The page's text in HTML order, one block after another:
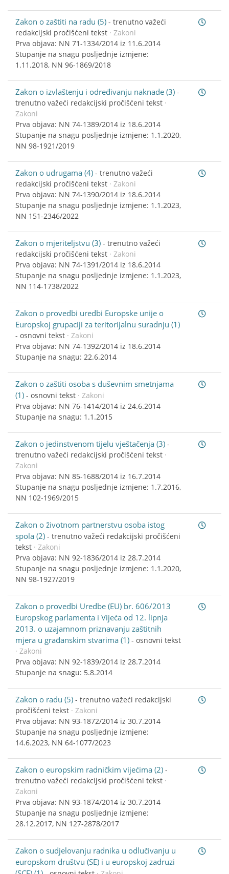
Zakon o zaštiti na radu (5) - trenutno važeći
redakcijski pročišćeni tekst · Zakoni
Prva objava: NN 71-1334/2014 iz 11.6.2014
Stupanje na snagu posljednje izmjene:
1.11.2018, NN 96-1869/2018
Zakon o izvlaštenju i određivanju naknade (3) -
trenutno važeći redakcijski pročišćeni tekst ·
Zakoni
Prva objava: NN 74-1389/2014 iz 18.6.2014
Stupanje na snagu posljednje izmjene: 1.1.2020,
NN 98-1921/2019
Zakon o udrugama (4) - trenutno važeći
redakcijski pročišćeni tekst · Zakoni
Prva objava: NN 74-1390/2014 iz 18.6.2014
Stupanje na snagu posljednje izmjene: 1.1.2023,
NN 151-2346/2022
Zakon o mjeriteljstvu (3) - trenutno važeći
redakcijski pročišćeni tekst · Zakoni
Prva objava: NN 74-1391/2014 iz 18.6.2014
Stupanje na snagu posljednje izmjene: 1.1.2023,
NN 114-1738/2022
Zakon o provedbi uredbi Europske unije o
Europskoj grupaciji za teritorijalnu suradnju (1)
- osnovni tekst · Zakoni
Prva objava: NN 74-1392/2014 iz 18.6.2014
Stupanje na snagu: 22.6.2014
Zakon o zaštiti osoba s duševnim smetnjama
(1) - osnovni tekst · Zakoni
Prva objava: NN 76-1414/2014 iz 24.6.2014
Stupanje na snagu: 1.1.2015
Zakon o jedinstvenom tijelu vještačenja (3) -
trenutno važeći redakcijski pročišćeni tekst ·
Zakoni
Prva objava: NN 85-1688/2014 iz 16.7.2014
Stupanje na snagu posljednje izmjene: 1.7.2016,
NN 102-1969/2015
Zakon o životnom partnerstvu osoba istog
spola (2) - trenutno važeći redakcijski pročišćeni
tekst · Zakoni
Prva objava: NN 92-1836/2014 iz 28.7.2014
Stupanje na snagu posljednje izmjene: 1.1.2020,
NN 98-1927/2019
Zakon o provedbi Uredbe (EU) br. 606/2013
Europskog parlamenta i Vijeća od 12. lipnja
2013. o uzajamnom priznavanju zaštitnih
mjera u građanskim stvarima (1) - osnovni tekst
· Zakoni
Prva objava: NN 92-1839/2014 iz 28.7.2014
Stupanje na snagu: 5.8.2014
Zakon o radu (5) - trenutno važeći redakcijski
pročišćeni tekst · Zakoni
Prva objava: NN 93-1872/2014 iz 30.7.2014
Stupanje na snagu posljednje izmjene:
14.6.2023, NN 64-1077/2023
Zakon o europskim radničkim vijećima (2) -
trenutno važeći redakcijski pročišćeni tekst ·
Zakoni
Prva objava: NN 93-1874/2014 iz 30.7.2014
Stupanje na snagu posljednje izmjene:
28.12.2017, NN 127-2878/2017
Zakon o sudjelovanju radnika u odlučivanju u
europskom društvu (SE) i u europskoj zadruzi